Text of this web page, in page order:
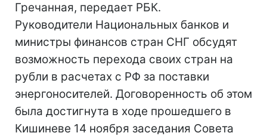
Гречанная, передает РБК.
Руководители Национальных банков и
министры финансов стран СНГ обсудят
возможность перехода своих стран на
рубли в расчетах с РФ за поставки
энергоносителей. Договоренность об этом
была достигнута в ходе прошедшего в
Кишиневе 14 ноября заседания Совета